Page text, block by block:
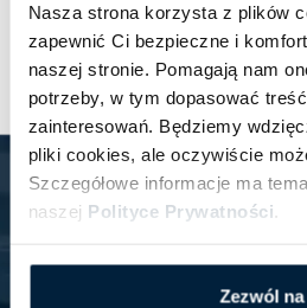
Nasza strona korzysta z plików
zapewnić Ci bezpieczne i
naszej stronie. Pomagają nam
potrzeby, w tym dopasować
zainteresowań. Będziemy
pliki cookies, ale oczywiście
Szczegółowe informacje ma
naszej Polityce Prywatności
Zezwól
Newsletter
Zawsze aktualne informacje o
ofertach specjalnych.